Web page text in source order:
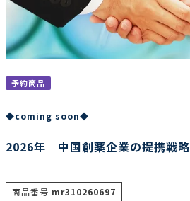
調査の種類で選ぶ
予約商品
◆coming soon◆
2026年 中国創薬企業の提携戦略
商品番号 mr310260697